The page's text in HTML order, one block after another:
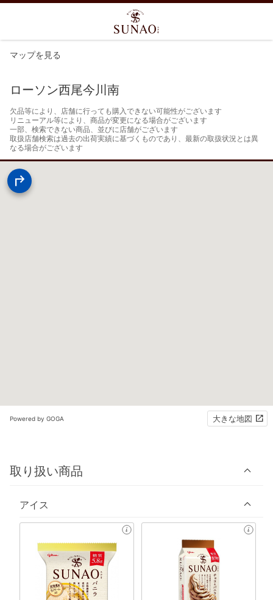
マップを見る
ローソン西尾今川南
欠品等により、店舗に行っても購入できない可能性がございます
リニューアル等により、商品が変更になる場合がございます
一部、検索できない商品、並びに店舗がございます
取扱店舗検索は過去の出荷実績に基づくものであり、最新の取扱状況とは異
なる場合がございます
Powered by GOGA 大きな地図
取り扱い商品
アイス